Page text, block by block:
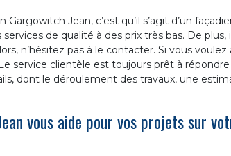
Jean, c’est qu’il s’agit d’un
de qualité à des prix très bas. De plus,
n’hésitez pas à le contacter. Si vous voulez
service clientèle est toujours prêt à répondre
dont le déroulement des travaux, une
vous aide pour vos projets sur